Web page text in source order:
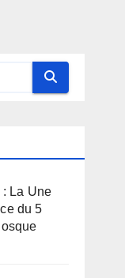
La Une
du 5